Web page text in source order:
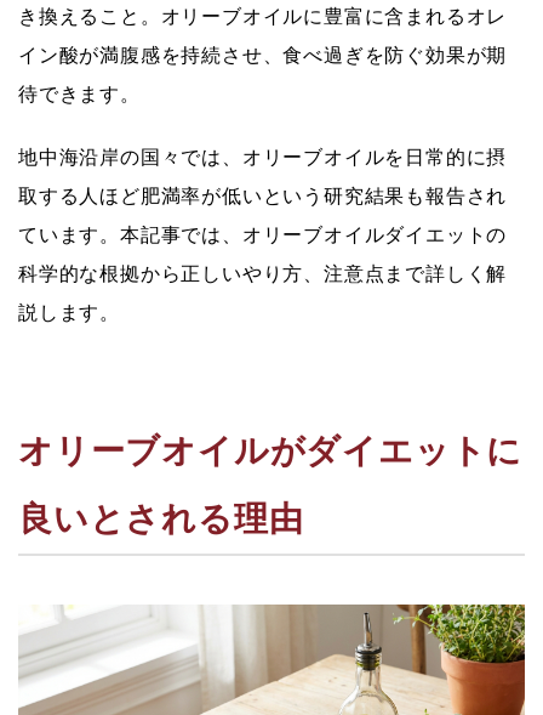
き換えること。オリーブオイルに豊富に含まれるオレ
イン酸が満腹感を持続させ、食べ過ぎを防ぐ効果が期
待できます。
地中海沿岸の国々では、オリーブオイルを日常的に摂
取する人ほど肥満率が低いという研究結果も報告され
ています。本記事では、オリーブオイルダイエットの
科学的な根拠から正しいやり方、注意点まで詳しく解
説します。
オリーブオイルがダイエットに
良いとされる理由